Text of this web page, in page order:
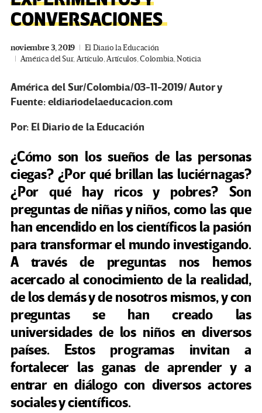
CONVERSACIONES
noviembre 3, 2019
El Diario la Educación
América del Sur,Artículo,Artículos,Colombia,Noticia
América del Sur/Colombia/03-11-2019/ Autor y
Fuente: eldiariodelaeducacion.com
Por: El Diario de la Educación
¿Cómo son los sueños de las personas
ciegas? ¿Por qué brillan las luciérnagas?
¿Por qué hay ricos y pobres? Son
preguntas de niñas y niños, como las que
han encendido en los científicos la pasión
para transformar el mundo investigando.
A través de preguntas nos hemos
acercado al conocimiento de la realidad,
de los demás y de nosotros mismos, y con
preguntas se han creado las
universidades de los niños en diversos
países. Estos programas invitan a
fortalecer las ganas de aprender y a
entrar en diálogo con diversos actores
sociales y científicos.